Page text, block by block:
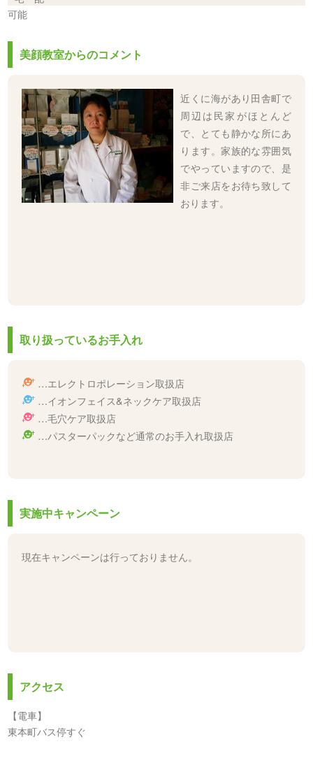
可能
美顔教室からのコメント
近くに海があり田舎町で
周辺は民家がほとんど
で、とても静かな所にあ
ります。家族的な雰囲気
でやっていますので、是
非ご来店をお待ち致して
おります。
取り扱っているお手入れ
…エレクトロポレーション取扱店
…イオンフェイス&ネックケア取扱店
…毛穴ケア取扱店
…パスターパックなど通常のお手入れ取扱店
実施中キャンペーン
現在キャンペーンは行っておりません。
アクセス
【電車】
東本町バス停すぐ